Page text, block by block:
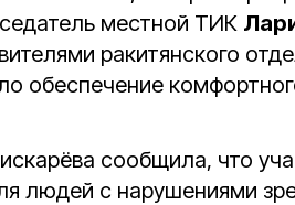
местной ТИК
ракитянского
обеспечение
сообщила, что
людей с нарушениями